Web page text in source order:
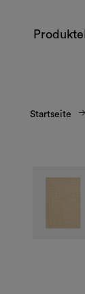
Produkte
Startseite